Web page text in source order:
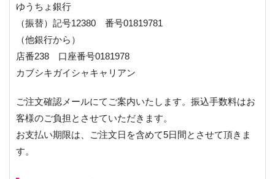
ゆうちょ銀行
（振替）記号12380 番号01819781
（他銀行から）
店番238 口座番号0181978
カブシキガイシャキャリアン
ご注文確認メールにてご案内いたします。振込手数料はお
客様のご負担とさせていただきます。
お支払い期限は、ご注文日を含めて5日間とさせて頂きま
す。